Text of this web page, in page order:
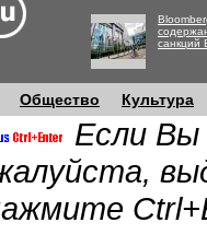
санкций
Общество Культура
Если Вы